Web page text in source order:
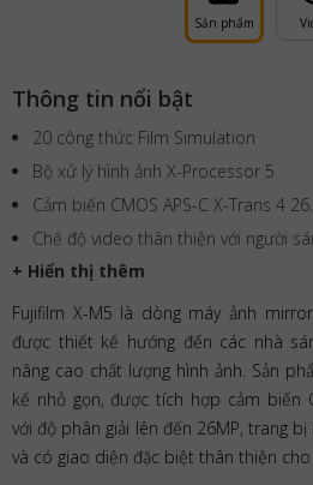
Sản phẩm
Thông tin nổi bật
20 công thức Film Simulation
Bộ xử lý hình ảnh X-Processor 5
Cảm biến CMOS APS-C X-Trans 4
Chế độ video thân thiện với người
+ Hiển thị thêm
Fujifilm X-M5 là dòng máy ảnh
được thiết kế hướng đến các nhà
nâng cao chất lượng hình ảnh. Sản
kế nhỏ gọn, được tích hợp cảm biến
với độ phân giải lên đến 26MP, trang
và có giao diện đặc biệt thân thiện cho